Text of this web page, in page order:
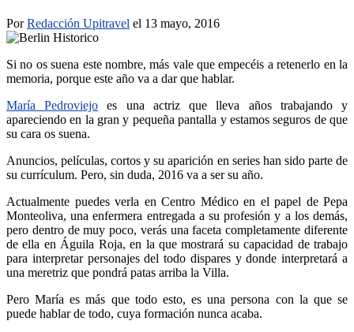
PorRedacción Upitravel el 13 mayo, 2016
Si no os suena este nombre, más vale que empecéis a retenerlo en la
memoria, porque este año va a dar que hablar.
María Pedroviejo es una actriz que lleva años trabajando y
apareciendo en la gran y pequeña pantalla y estamos seguros de que
su cara os suena.
Anuncios, películas, cortos y su aparición en series han sido parte de
su currículum. Pero, sin duda, 2016 va a ser su año.
Actualmente puedes verla en Centro Médico en el papel de Pepa
Monteoliva, una enfermera entregada a su profesión y a los demás,
pero dentro de muy poco, verás una faceta completamente diferente
de ella en Águila Roja, en la que mostrará su capacidad de trabajo
para interpretar personajes del todo dispares y donde interpretará a
una meretriz que pondrá patas arriba la Villa.
Pero María es más que todo esto, es una persona con la que se
puede hablar de todo, cuya formación nunca acaba.